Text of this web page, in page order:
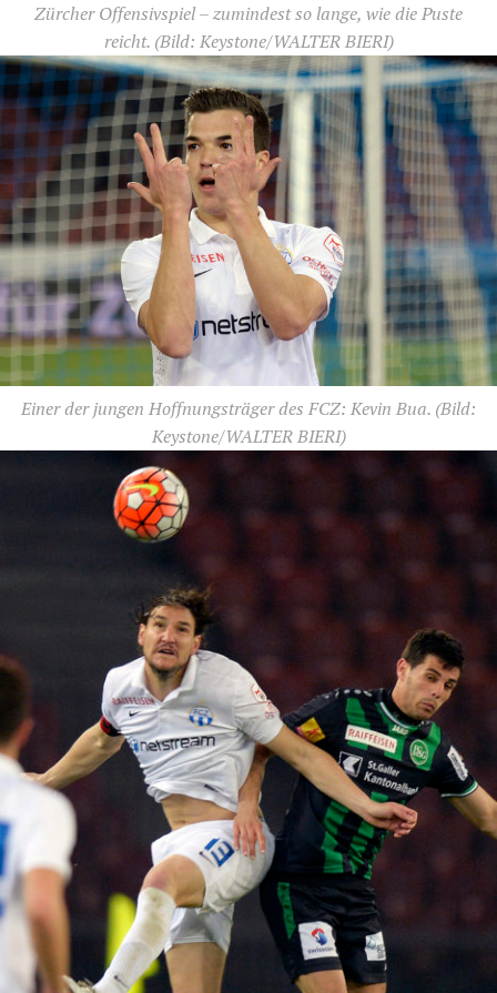
Zürcher Offensivspiel – zumindest so lange, wie die Puste
reicht.(Bild: Keystone/WALTER BIERI)
Einer der jungen Hoffnungsträger des FCZ: Kevin Bua. (Bild:
Keystone/WALTER BIERI)